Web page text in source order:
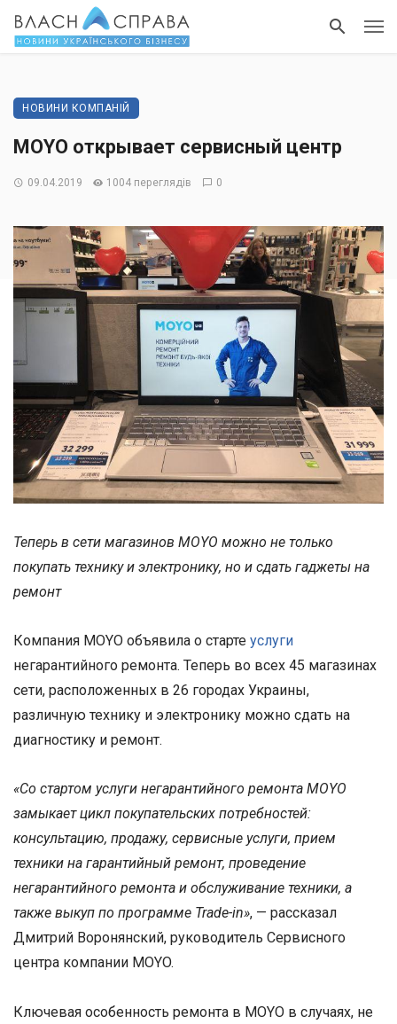
НОВИНИ КОМПАНІЙ
MOYO открывает сервисный центр
09.04.2019 1004 переглядів 0
Теперь в сети магазинов MOYO можно не только
покупать технику и электронику, но и сдать гаджеты на
ремонт
Компания MOYO объявила о старте услуги
негарантийного ремонта. Теперь во всех 45 магазинах
сети, расположенных в 26 городах Украины,
различную технику и электронику можно сдать на
диагностику и ремонт.
«Со стартом услуги негарантийного ремонта MOYO
замыкает цикл покупательских потребностей:
консультацию, продажу, сервисные услуги, прием
техники на гарантийный ремонт, проведение
негарантийного ремонта и обслуживание техники, а
также выкуп по программе Trade-in», — рассказал
Дмитрий Воронянский, руководитель Сервисного
центра компании MOYO.
Ключевая особенность ремонта в MOYO в случаях, не